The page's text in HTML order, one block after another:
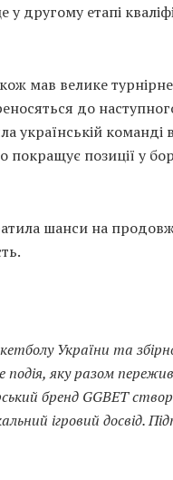
другому етапі
мав велике турнірне
до
українській команді
позиції у
шанси на
України та
подія, яку разом
бренд GGBET
ігровий досвід.